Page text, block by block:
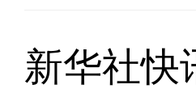
新华社快